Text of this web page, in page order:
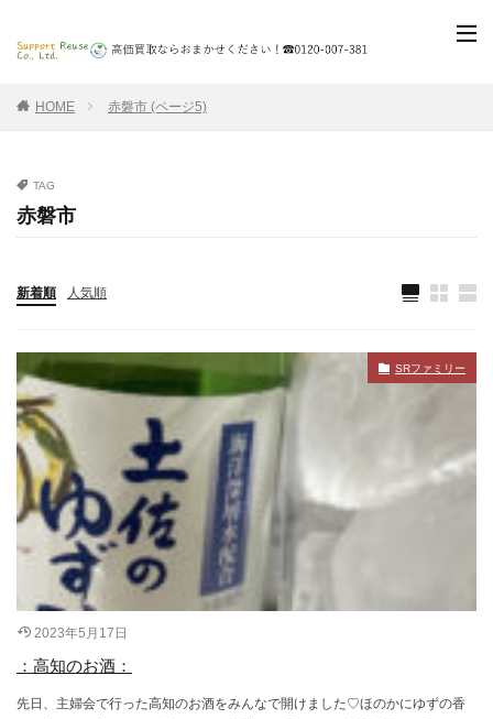
HOME 赤磐市 (ページ5)
TAG
赤磐市
新着順 人気順
SRファミリー
2023年5月17日
：高知のお酒：
先日、主婦会で行った高知のお酒をみんなで開けました♡ほのかにゆずの香